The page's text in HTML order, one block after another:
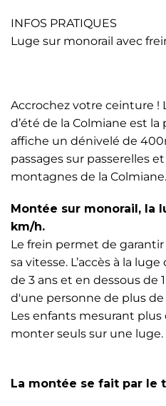
INFOS PRATIQUES
Luge sur monorail avec
Accrochez votre ceinture !
d’été de la Colmiane est
affiche un dénivelé de
passages sur passerelles
montagnes de la Colmiane.
Montée sur monorail, la
km/h.
Le frein permet de
sa vitesse. L’accès à la
de 3 ans et en dessous de
d'une personne de plus de
Les enfants mesurant plus
monter seuls sur une luge.
La montée se fait par le